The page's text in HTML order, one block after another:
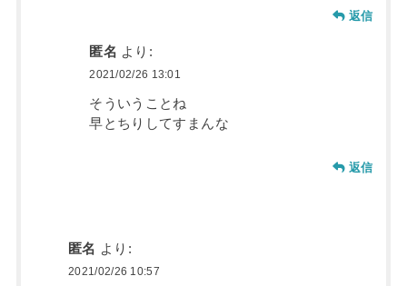
返信
匿名 より:
2021/02/26 13:01
そういうことね
早とちりしてすまんな
返信
匿名 より:
2021/02/26 10:57